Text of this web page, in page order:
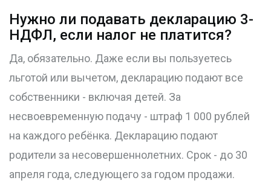
Нужно ли подавать декларацию 3-
НДФЛ, если налог не платится?
Да, обязательно. Даже если вы пользуетесь
льготой или вычетом, декларацию подают все
собственники - включая детей. За
несвоевременную подачу - штраф 1 000 рублей
на каждого ребёнка. Декларацию подают
родители за несовершеннолетних. Срок - до 30
апреля года, следующего за годом продажи.